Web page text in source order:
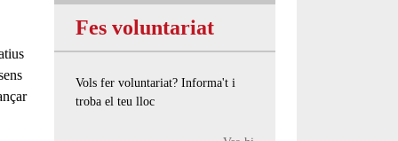
Fes voluntariat
Vols fer voluntariat? Informa't i
troba el teu lloc